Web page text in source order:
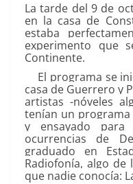
La tarde del 9 de
en la casa de
estaba
experimento que
Continente.
El programa se
casa de Guerrero y
artistas -nóveles
tenían un
y ensayado
ocurrencias de
graduado en
Radiofonía, algo
que nadie conocía: